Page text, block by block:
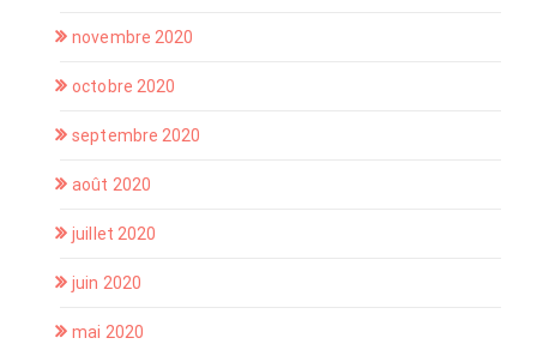
novembre 2020
octobre 2020
septembre 2020
août 2020
juillet 2020
juin 2020
mai 2020